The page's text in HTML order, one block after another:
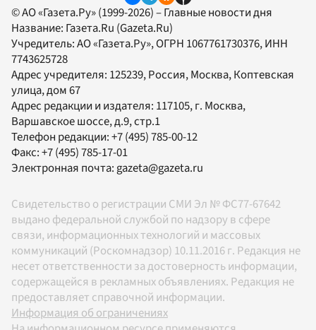
© АО «Газета.Ру» (1999-2026) – Главные новости дня
Название: Газета.Ru (Gazeta.Ru)
Учредитель:АО «Газета.Ру», ОГРН 1067761730376, ИНН
7743625728
Адрес учредителя: 125239, Россия, Москва, Коптевская
улица, дом 67
Адрес редакции и издателя: 117105, г. Москва,
Варшавское шоссе, д.9, стр.1
Телефон редакции:+7 (495) 785-00-12
Факс:+7 (495) 785-17-01
Электронная почта:gazeta@gazeta.ru
Свидетельство о регистрации СМИ Эл № ФС77-67642
выдано федеральной службой по надзору в сфере
связи, информационных технологий и массовых
коммуникаций (Роскомнадзор) 10.11.2016 г. Редакция не
несет ответственности за достоверность информации,
содержащейся в рекламных объявлениях. Редакция не
предоставляет справочной информации.
Информация об ограничениях